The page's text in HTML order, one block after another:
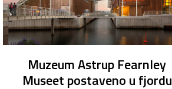
Muzeum Astrup Fearnley
Museet postaveno u fjordu